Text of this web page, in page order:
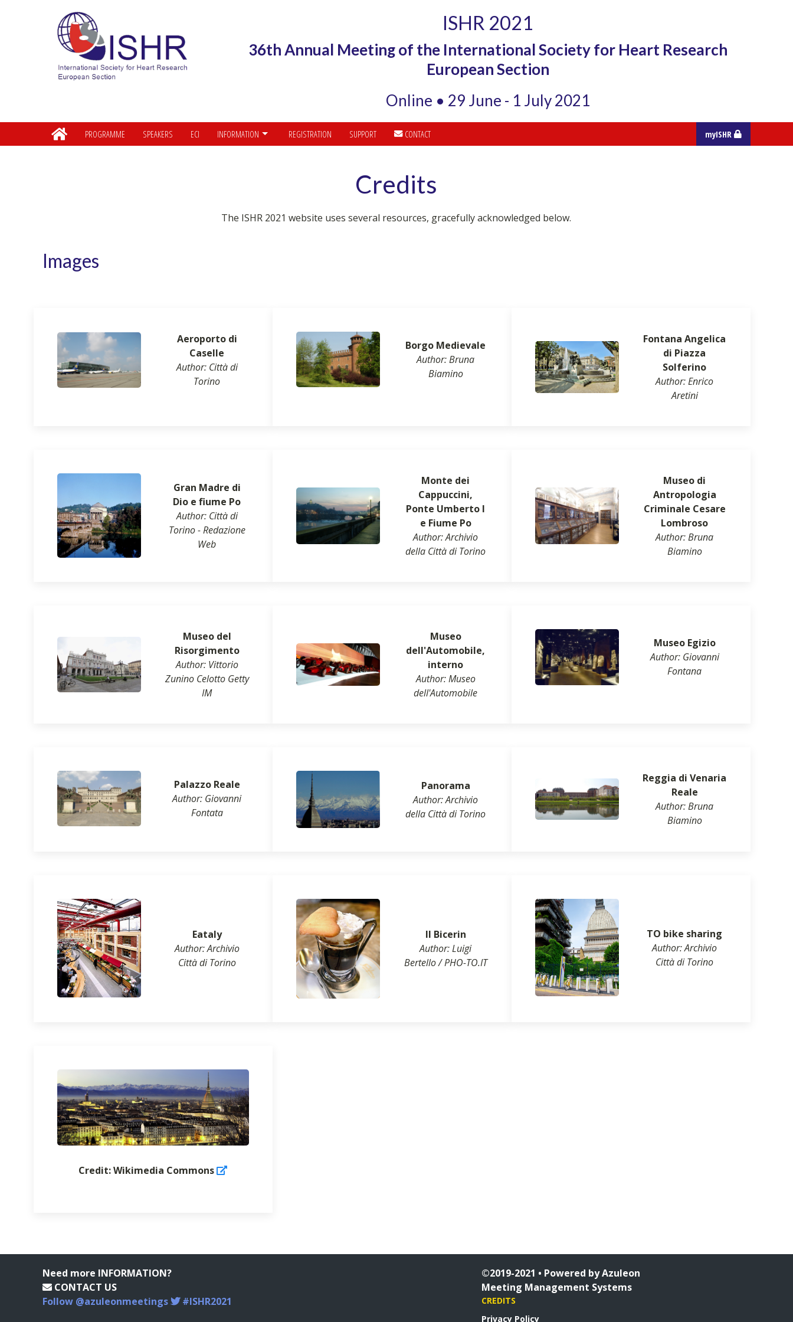
ISHR 2021
36th Annual Meeting of the International Society for Heart Research
European Section
Online • 29 June - 1 July 2021
PROGRAMME SPEAKERS ECI INFORMATION REGISTRATION SUPPORT CONTACT myISHR
Credits
The ISHR 2021 website uses several resources, gracefully acknowledged below.
Images
Aeroporto di
Caselle
Author: Città di
Torino
Borgo Medievale
Author: Bruna
Biamino
Fontana Angelica
di Piazza
Solferino
Author: Enrico
Aretini
Gran Madre di
Dio e fiume Po
Author: Città di
Torino - Redazione
Web
Monte dei
Cappuccini,
Ponte Umberto I
e Fiume Po
Author: Archivio
della Città di Torino
Museo di
Antropologia
Criminale Cesare
Lombroso
Author: Bruna
Biamino
Museo del
Risorgimento
Author: Vittorio
Zunino Celotto Getty
IM
Museo
dell'Automobile,
interno
Author: Museo
dell'Automobile
Museo Egizio
Author: Giovanni
Fontana
Palazzo Reale
Author: Giovanni
Fontata
Panorama
Author: Archivio
della Città di Torino
Reggia di Venaria
Reale
Author: Bruna
Biamino
Eataly
Author: Archivio
Città di Torino
Il Bicerin
Author: Luigi
Bertello / PHO-TO.IT
TO bike sharing
Author: Archivio
Città di Torino
Credit: Wikimedia Commons
Need more INFORMATION?
CONTACT US
Follow @azuleonmeetings
#ISHR2021
©2019-2021 • Powered byAzuleon
Meeting Management Systems
CREDITS
Privacy Policy